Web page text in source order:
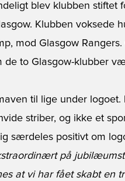
blev klubben stiftet
Klubben voksede
mod Glasgow
de to Glasgow-klubber
til lige under
striber, og ikke et
særdeles positivt om
på
at vi har fået skabt en